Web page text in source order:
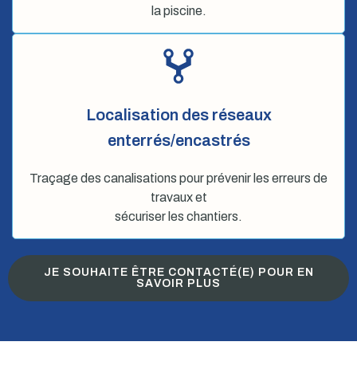
la piscine.
Localisation des réseaux
enterrés/encastrés
Traçage des canalisations pour prévenir les erreurs de
travaux et
sécuriser les chantiers.
JE SOUHAITE ÊTRE CONTACTÉ(E) POUR EN
SAVOIR PLUS